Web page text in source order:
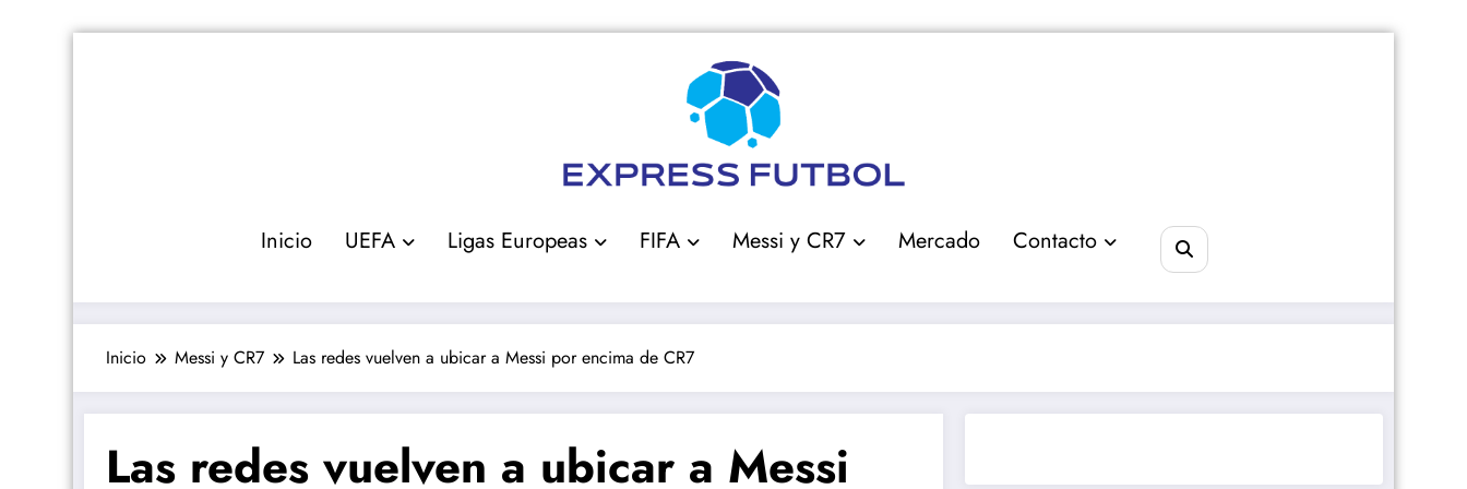
Inicio UEFA Ligas Europeas FIFA Messi y CR7 Mercado Contacto
Inicio Messi y CR7 Las redes vuelven a ubicar a Messi por encima de CR7
Las redes vuelven a ubicar a Messi